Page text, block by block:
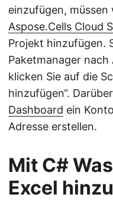
einzufügen,
Aspose.Cells Cloud
Projekt hinzufügen.
Paketmanager nach
klicken Sie auf die
hinzufügen“.
Dashboard ein
Adresse erstellen.
Mit C#
Excel